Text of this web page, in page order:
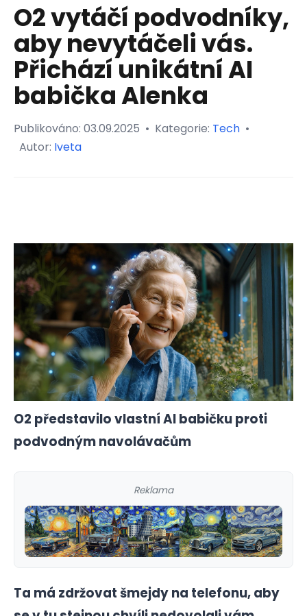
O2 vytáčí podvodníky,
aby nevytáčeli vás.
Přichází unikátní AI
babička Alenka
Publikováno: 03.09.2025 • Kategorie: Tech •
Autor: Iveta
O2 představilo vlastní AI babičku proti
podvodným navolávačům
Reklama
Ta má zdržovat šmejdy na telefonu, aby